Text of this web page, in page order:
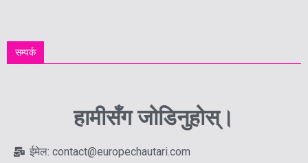
सम्पर्क
हामीसँग जोडिनुहोस्।
ईमेल: contact@europechautari.com